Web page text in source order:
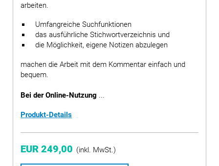
arbeiten.
Umfangreiche Suchfunktionen
das ausführliche Stichwortverzeichnis und
die Möglichkeit, eigene Notizen abzulegen
machen die Arbeit mit dem Kommentar einfach und
bequem.
Bei der Online-Nutzung ...
Produkt-Details
EUR 249,00 (inkl. MwSt.)